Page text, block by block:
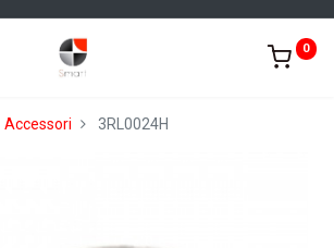
0
Accessori 3RL0024H